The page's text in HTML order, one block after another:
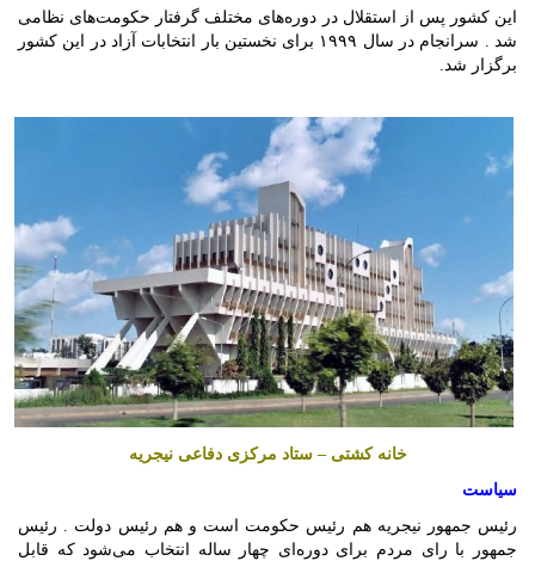
این کشور پس از استقلال در دوره‌های مختلف گرفتار حکومت‌های نظامی
شد . سرانجام در سال ۱۹۹۹ برای نخستین بار انتخابات آزاد در این کشور
برگزار شد.
خانه کشتی – ستاد مرکزی دفاعی نیجریه
سیاست
رئیس جمهور نیجریه هم رئیس حکومت است و هم رئیس دولت . رئیس
جمهور با رای مردم برای دوره‌ای چهار ساله انتخاب می‌شود که قابل